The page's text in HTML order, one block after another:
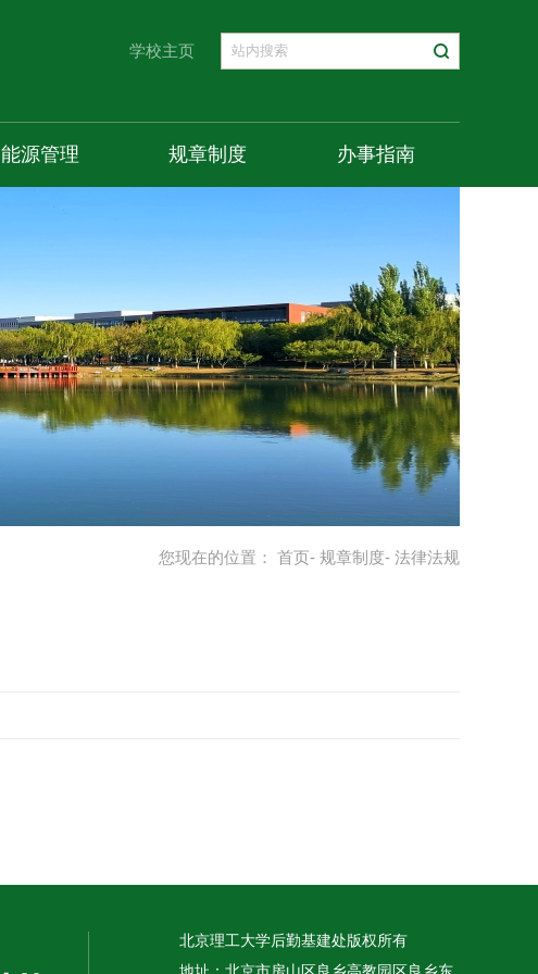
学校主页
能源管理 规章制度 办事指南
您现在的位置： 首页- 规章制度- 法律法规
北京理工大学后勤基建处版权所有